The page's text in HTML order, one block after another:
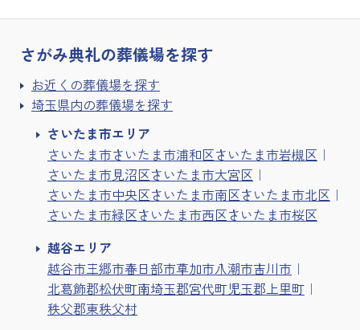
さがみ典礼の葬儀場を探す
お近くの葬儀場を探す
埼玉県内の葬儀場を探す
さいたま市エリア
さいたま市さいたま市浦和区さいたま市岩槻区
さいたま市見沼区さいたま市大宮区
さいたま市中央区さいたま市南区さいたま市北区
さいたま市緑区さいたま市西区さいたま市桜区
越谷エリア
越谷市三郷市春日部市草加市八潮市吉川市
北葛飾郡松伏町南埼玉郡宮代町児玉郡上里町
秩父郡東秩父村